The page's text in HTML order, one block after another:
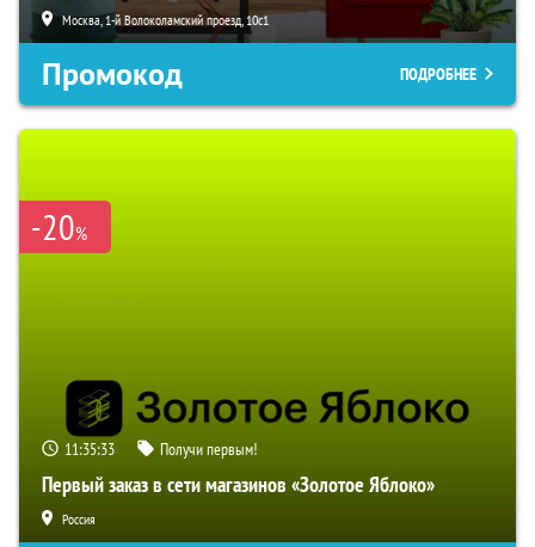
Москва, 1-й Волоколамский проезд, 10с1
Промокод ПОДРОБНЕЕ
-20%
11:35:32 Получи первым!
Первый заказ в сети магазинов «Золотое Яблоко»
Россия